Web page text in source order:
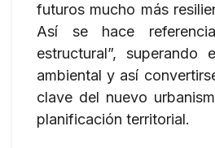
futuros mucho más
Así se hace
estructural”, superando
ambiental y así
clave del nuevo
planificación territorial.